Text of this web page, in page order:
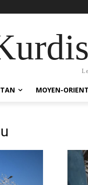
MOYEN-ORIENT